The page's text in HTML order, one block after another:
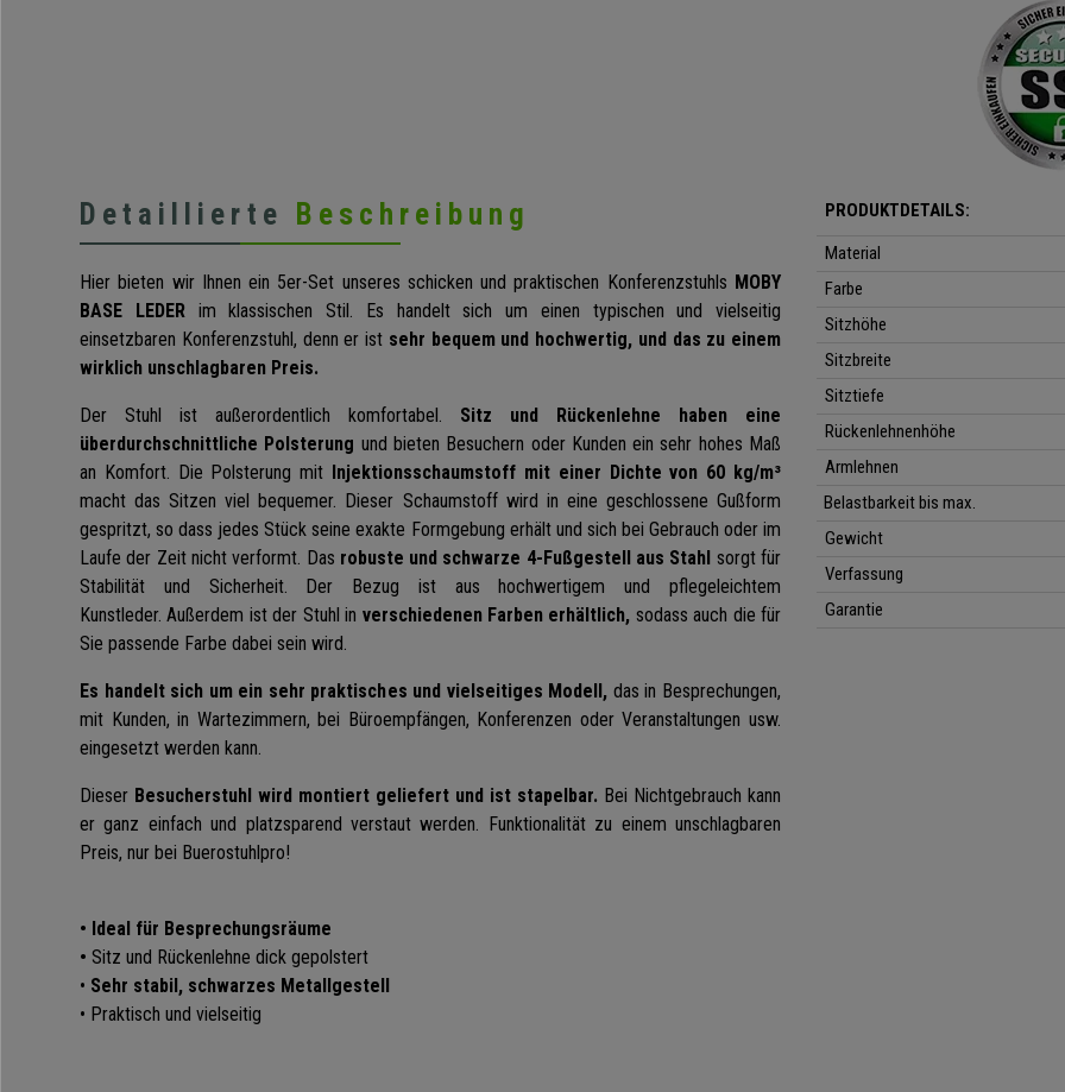
Detaillierte Beschreibung
Hier bieten wir Ihnen ein 5er-Set unseres schicken und praktischen Konferenzstuhls MOBY
BASE LEDERim klassischen Stil. Es handelt sich um einen typischen und vielseitig
einsetzbaren Konferenzstuhl, denn er ist sehr bequem und hochwertig, und das zu einem
wirklich unschlagbaren Preis.
Der Stuhl ist außerordentlich komfortabel. Sitz und Rückenlehne haben eine
überdurchschnittliche Polsterung und bieten Besuchern oder Kunden ein sehr hohes Maß
an Komfort. Die Polsterung mit Injektionsschaumstoff mit einer Dichte von 60 kg/m³
macht das Sitzen viel bequemer. Dieser Schaumstoff wird in eine geschlossene Gußform
gespritzt, so dass jedes Stück seine exakte Formgebung erhält und sich bei Gebrauch oder im
Laufe der Zeit nicht verformt. Das robuste und schwarze 4-Fußgestell aus Stahl sorgt für
Stabilität und Sicherheit. Der Bezug ist aus hochwertigem und pflegeleichtem
Kunstleder.Außerdem ist der Stuhl in verschiedenen Farben erhältlich, sodass auch die für
Sie passende Farbe dabei sein wird.
Es handelt sich um ein sehr praktisches und vielseitiges Modell, das in Besprechungen,
mit Kunden, in Wartezimmern, bei Büroempfängen, Konferenzen oder Veranstaltungen usw.
eingesetzt werden kann.
Dieser Besucherstuhl wird montiert geliefert und ist stapelbar. Bei Nichtgebrauch kann
er ganz einfach und platzsparend verstaut werden. Funktionalität zu einem unschlagbaren
Preis, nur bei Buerostuhlpro!
• Ideal für Besprechungsräume
• Sitz und Rückenlehne dick gepolstert
• Sehr stabil, schwarzes Metallgestell
• Praktisch und vielseitig
PRODUKTDETAILS:
Material
Farbe
Sitzhöhe
Sitzbreite
Sitztiefe
Rückenlehnenhöhe
Armlehnen
Belastbarkeit bis max.
Gewicht
Verfassung
Garantie